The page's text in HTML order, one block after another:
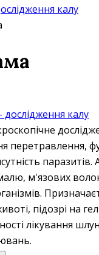
калу
дослідження калу
перетравлення,
паразитів.
м'язових
підозрі на
лікування